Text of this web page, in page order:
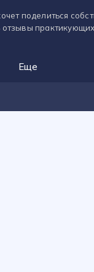
поделиться
Еще